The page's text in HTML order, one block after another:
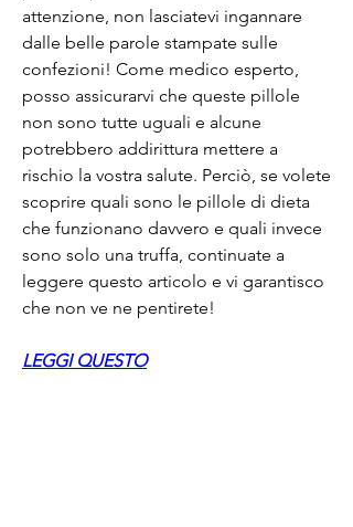
attenzione, non lasciatevi ingannare
dalle belle parole stampate sulle
confezioni! Come medico esperto,
posso assicurarvi che queste pillole
non sono tutte uguali e alcune
potrebbero addirittura mettere a
rischio la vostra salute. Perciò, se volete
scoprire quali sono le pillole di dieta
che funzionano davvero e quali invece
sono solo una truffa, continuate a
leggere questo articolo e vi garantisco
che non ve ne pentirete!
LEGGI QUESTO